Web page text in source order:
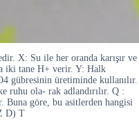
X: Su ile her oranda karışır ve
iki tane H+ verir. Y: Halk
gübresinin üretiminde kullanılır.
ruhu ola- rak adlandırılır. Q :
göre, bu asitlerden hangisi
D) T